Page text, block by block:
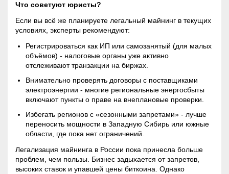
Что советуют юристы?
Если вы всё же планируете легальный майнинг в текущих
условиях, эксперты рекомендуют:
Регистрироваться как ИП или самозанятый (для малых
объёмов) - налоговые органы уже активно
отслеживают транзакции на биржах.
Внимательно проверять договоры с поставщиками
электроэнергии - многие региональные энергосбыты
включают пункты о праве на внеплановые проверки.
Избегать регионов с «сезонными запретами» - лучше
переносить мощности в Западную Сибирь или южные
области, где пока нет ограничений.
Легализация майнинга в России пока принесла больше
проблем, чем пользы. Бизнес задыхается от запретов,
высоких ставок и упавшей цены биткоина. Однако